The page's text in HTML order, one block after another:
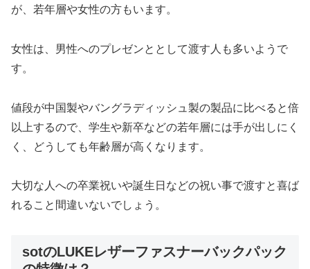
が、若年層や女性の方もいます。
女性は、男性へのプレゼンととして渡す人も多いようで
す。
値段が中国製やバングラディッシュ製の製品に比べると倍
以上するので、学生や新卒などの若年層には手が出しにく
く、どうしても年齢層が高くなります。
大切な人への卒業祝いや誕生日などの祝い事で渡すと喜ば
れること間違いないでしょう。
sotのLUKEレザーファスナーバックパック